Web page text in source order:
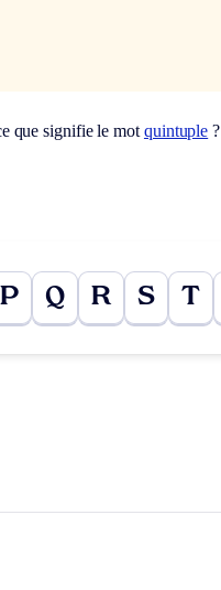
que signifie le mot quintuple ?
P Q R S T